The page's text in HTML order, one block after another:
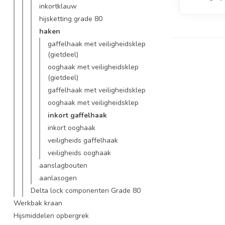
inkortklauw
hijsketting grade 80
haken
gaffelhaak met veiligheidsklep
(gietdeel)
ooghaak met veiligheidsklep
(gietdeel)
gaffelhaak met veiligheidsklep
ooghaak met veiligheidsklep
inkort gaffelhaak
inkort ooghaak
veiligheids gaffelhaak
veiligheids ooghaak
aanslagbouten
aanlasogen
Delta lock componenten Grade 80
Werkbak kraan
Hijsmiddelen opbergrek